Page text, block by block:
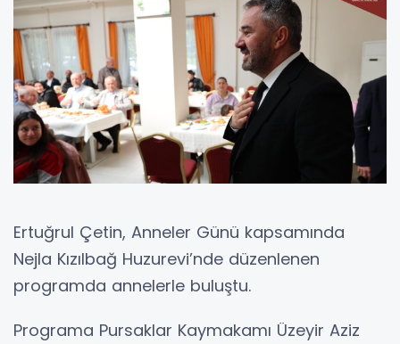
Ertuğrul Çetin, Anneler Günü kapsamında
Nejla Kızılbağ Huzurevi’nde düzenlenen
programda annelerle buluştu.
Programa Pursaklar Kaymakamı Üzeyir Aziz